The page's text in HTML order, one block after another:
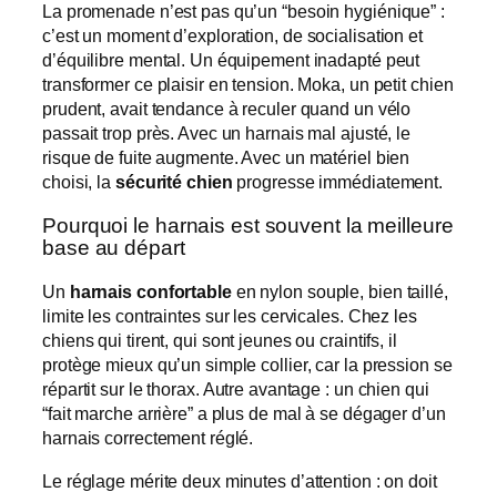
La promenade n’est pas qu’un “besoin hygiénique” :
c’est un moment d’exploration, de socialisation et
d’équilibre mental. Un équipement inadapté peut
transformer ce plaisir en tension. Moka, un petit chien
prudent, avait tendance à reculer quand un vélo
passait trop près. Avec un harnais mal ajusté, le
risque de fuite augmente. Avec un matériel bien
choisi, la sécurité chien progresse immédiatement.
Pourquoi le harnais est souvent la meilleure
base au départ
Un harnais confortableen nylon souple, bien taillé,
limite les contraintes sur les cervicales. Chez les
chiens qui tirent, qui sont jeunes ou craintifs, il
protège mieux qu’un simple collier, car la pression se
répartit sur le thorax. Autre avantage : un chien qui
“fait marche arrière” a plus de mal à se dégager d’un
harnais correctement réglé.
Le réglage mérite deux minutes d’attention : on doit